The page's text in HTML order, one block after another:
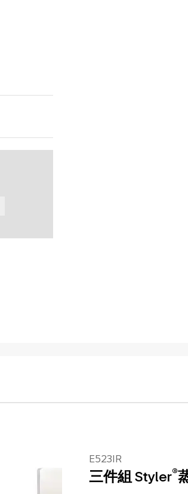
E523IR
三件組 Styler®